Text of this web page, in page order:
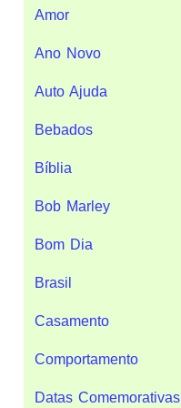
Amor
Ano Novo
Auto Ajuda
Bebados
Bíblia
Bob Marley
Bom Dia
Brasil
Casamento
Comportamento
Datas Comemorativas